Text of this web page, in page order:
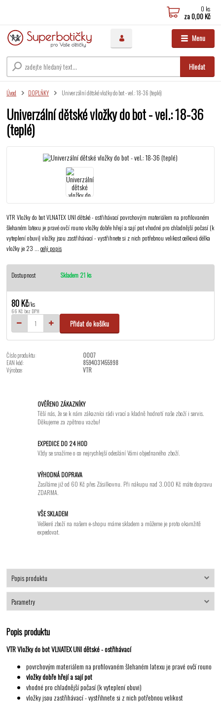
Menu
Hledat
0 ks
za0,00 Kč
Úvod DOPLŇKY Univerzální dětské vložky do bot - vel.: 18-36 (teplé)
Univerzální dětské vložky do bot - vel.: 18-36
(teplé)
VTR Vložky do bot VLNATEX UNI dětské - ostřihávací povrchovým materiálem na profilovaném
šlehaném latexu je pravé ovčí rouno vložky dobře hřejí a sají pot vhodné pro chladnější počasí (k
vyteplení obuvi) vložky jsou zastřihávací - vystřihnete si z nich potřebnou velikost celková délka
vložky je 23 ...celý popis
Dostupnost Skladem 21 ks
80 Kč/ks
66 Kč bez DPH
Přidat do košíku
Číslo produktu:
0007
EAN kód:
8594031455998
Výrobce:
VTR
OVĚŘENO ZÁKAZNÍKY
Těší nás, že se k nám zákazníci rádi vrací a kladně hodnotí naše zboží i servis.
Děkujeme za zpětnou vazbu!
EXPEDICE DO 24 HOD
Vždy se snažíme o co nejrychlejší odeslání Vámi objednaného zboží.
VÝHODNÁ DOPRAVA
Zasíláme již od 60 Kč přes Zásilkovnu. Při nákupu nad 3.000 Kč máte dopravu
ZDARMA.
VŠE SKLADEM
Veškeré zboží na našem e-shopu máme skladem a můžeme je proto okamžitě
expedovat.
Popis produktu
Parametry
Popis produktu
VTR Vložky do bot VLNATEX UNI dětské - ostřihávací
povrchovým materiálem na profilovaném šlehaném latexu je pravé ovčí rouno
vložky dobře hřejí a sají pot
vhodné pro chladnější počasí (k vyteplení obuvi)
vložky jsou zastřihávací - vystřihnete si z nich potřebnou velikost